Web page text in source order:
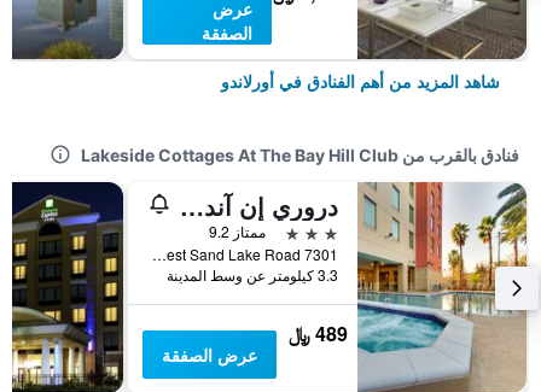
عرض
الصفقة
شاهد المزيد من أهم الفنادق في أورلاندو
فنادق بالقرب من Lakeside Cottages At The Bay Hill Club
دروري إن آند سويتس نير يونيفيرسال أورلاندو ريزورت
3 نجوم
ممتاز 9.2
7301 West Sand Lake Road, أورلاندو, FL, الولايات المتحدة الأميريكية
3.3 كيلومتر عن وسط المدينة
489 ﷼
عرض الصفقة